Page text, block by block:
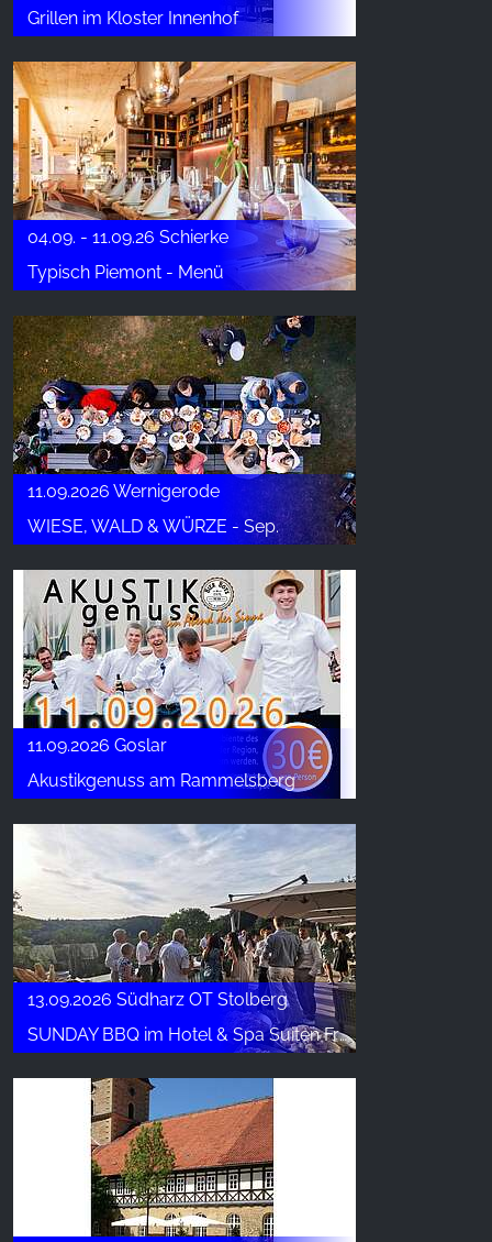
Grillen im Kloster Innenhof
04.09. - 11.09.26 Schierke
Typisch Piemont - Menü
11.09.2026 Wernigerode
WIESE, WALD & WÜRZE - Sep.
11.09.2026 Goslar
Akustikgenuss am Rammelsberg
13.09.2026 Südharz OT Stolberg
SUNDAY BBQ im Hotel & Spa Suiten FreiWerk